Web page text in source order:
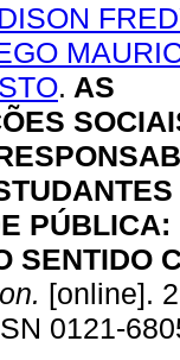
. AS
PÚBLICA:
SENTIDO
[online].
0121-